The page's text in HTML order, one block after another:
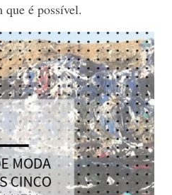
que é possível.